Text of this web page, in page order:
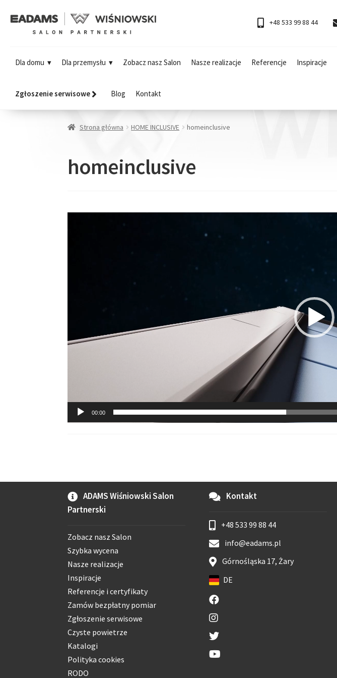
+48 533 99 88 44
Dla domu Dla przemysłu Zobacz nasz Salon Nasze realizacje Referencje Inspiracje
Zgłoszenie serwisowe Blog Kontakt
Strona główna HOME INCLUSIVE homeinclusive
homeinclusive
00:00
ADAMS Wiśniowski Salon
Partnerski
Zobacz nasz Salon
Szybka wycena
Nasze realizacje
Inspiracje
Referencje i certyfikaty
Zamów bezpłatny pomiar
Zgłoszenie serwisowe
Czyste powietrze
Katalogi
Polityka cookies
RODO
Kontakt
+48 533 99 88 44
info@eadams.pl
Górnośląska 17, Żary
DE